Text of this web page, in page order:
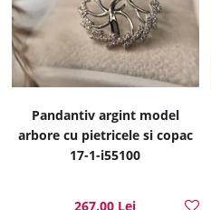
Pandantiv argint model
arbore cu pietricele si copac
17-1-i55100
267.00 Lei